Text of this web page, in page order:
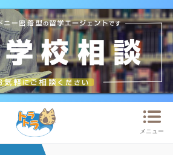
ップ
メニュー